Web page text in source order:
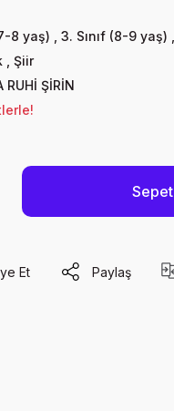
8 yaş) 3. Sınıf (8-9 yaş)
Şiir
RUHİ ŞİRİN
Et Paylaş